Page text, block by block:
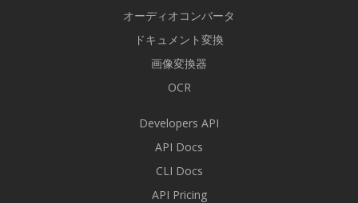
オーディオコンバータ
ドキュメント変換
画像変換器
OCR
Developers API
API Docs
CLI Docs
API Pricing